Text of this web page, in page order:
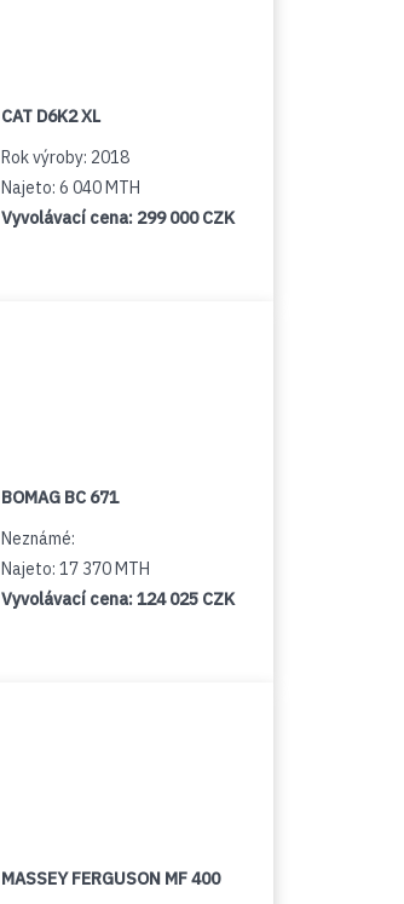
CAT D6K2 XL
Rok výroby: 2018
Najeto: 6 040 MTH
Vyvolávací cena: 299 000 CZK
BOMAG BC 671
Neznámé:
Najeto: 17 370 MTH
Vyvolávací cena:124 025 CZK
MASSEY FERGUSON MF 400